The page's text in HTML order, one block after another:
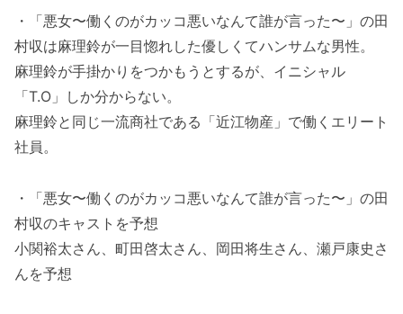
・「悪女〜働くのがカッコ悪いなんて誰が言った〜」の田
村収は麻理鈴が一目惚れした優しくてハンサムな男性。
麻理鈴が手掛かりをつかもうとするが、イニシャル
「T.O」しか分からない。
麻理鈴と同じ一流商社である「近江物産」で働くエリート
社員。
・「悪女〜働くのがカッコ悪いなんて誰が言った〜」の田
村収のキャストを予想
小関裕太さん、町田啓太さん、岡田将生さん、瀬戸康史さ
んを予想